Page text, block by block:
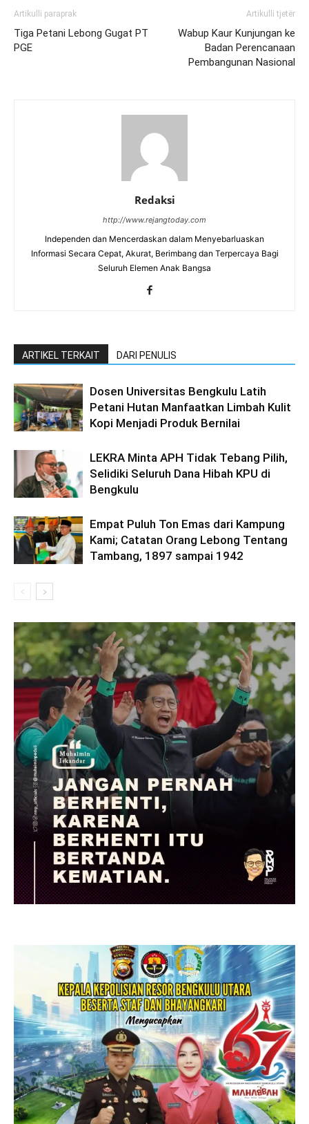
Artikulli paraprak
Tiga Petani Lebong Gugat PT
PGE
Artikulli tjetër
Wabup Kaur Kunjungan ke
Badan Perencanaan
Pembangunan Nasional
Redaksi
http://www.rejangtoday.com
Independen dan Mencerdaskan dalam Menyebarluaskan
Informasi Secara Cepat, Akurat, Berimbang dan Terpercaya Bagi
Seluruh Elemen Anak Bangsa
ARTIKEL TERKAIT DARI PENULIS
Dosen Universitas Bengkulu Latih
Petani Hutan Manfaatkan Limbah Kulit
Kopi Menjadi Produk Bernilai
LEKRA Minta APH Tidak Tebang Pilih,
Selidiki Seluruh Dana Hibah KPU di
Bengkulu
Empat Puluh Ton Emas dari Kampung
Kami; Catatan Orang Lebong Tentang
Tambang, 1897 sampai 1942